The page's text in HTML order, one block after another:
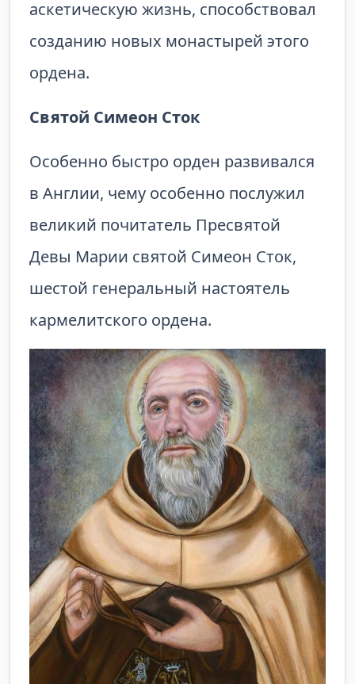
аскетическую жизнь, способствовал
созданию новых монастырей этого
ордена.
Святой Симеон Сток
Особенно быстро орден развивался
в Англии, чему особенно послужил
великий почитатель Пресвятой
Девы Марии святой Симеон Сток,
шестой ге­неральный настоятель
кармелитского ордена.